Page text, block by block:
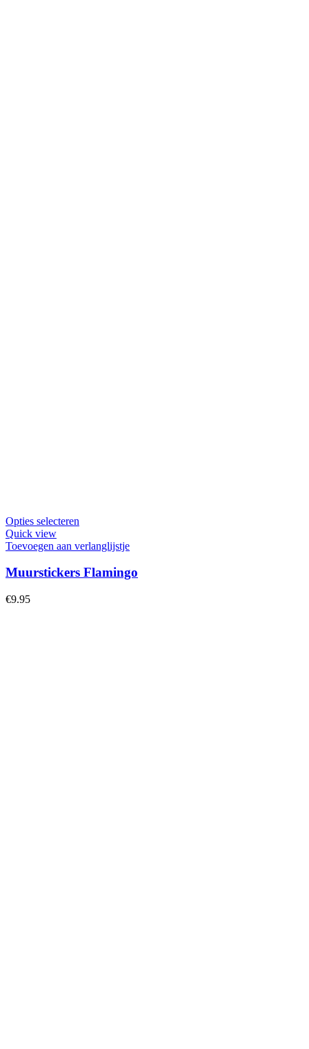
Opties selecteren
heeft
variaties.
Quick view
Toevoegen aan verlanglijstje
Muurstickers Flamingo
€9.95